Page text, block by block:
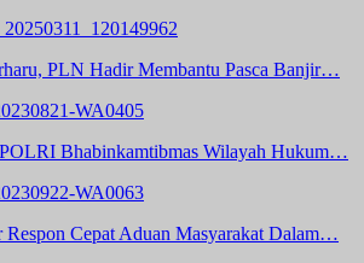
PLN Hadir Membantu Pasca Banjir…
Bhabinkamtibmas Wilayah Hukum…
Respon Cepat Aduan Masyarakat Dalam…